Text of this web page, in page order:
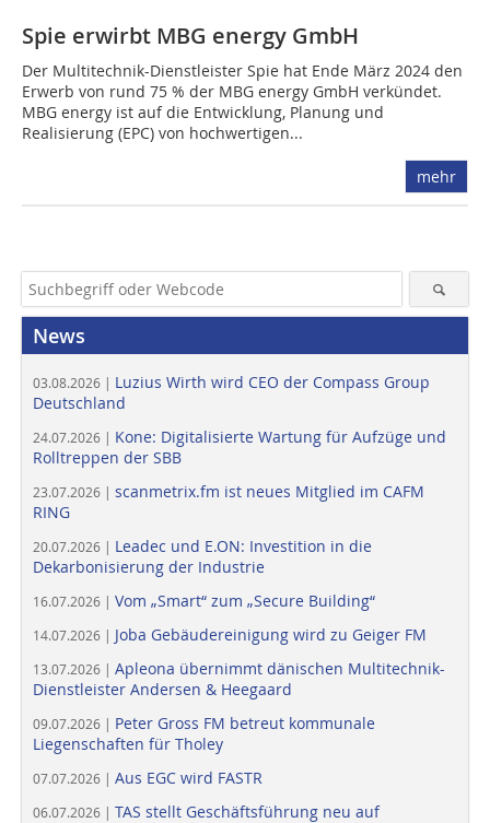
Spie erwirbt MBG energy GmbH
Der Multitechnik-Dienstleister Spie hat Ende März 2024 den
Erwerb von rund 75 % der MBG energy GmbH verkündet.
MBG energy ist auf die Entwicklung, Planung und
Realisierung (EPC) von hochwertigen...
mehr
News
03.08.2026 | Luzius Wirth wird CEO der Compass Group
Deutschland
24.07.2026 | Kone: Digitalisierte Wartung für Aufzüge und
Rolltreppen der SBB
23.07.2026 | scanmetrix.fm ist neues Mitglied im CAFM
RING
20.07.2026 | Leadec und E.ON: Investition in die
Dekarbonisierung der Industrie
16.07.2026 | Vom „Smart“ zum „Secure Building“
14.07.2026 | Joba Gebäudereinigung wird zu Geiger FM
13.07.2026 | Apleona übernimmt dänischen Multitechnik-
Dienstleister Andersen & Heegaard
09.07.2026 | Peter Gross FM betreut kommunale
Liegenschaften für Tholey
07.07.2026 | Aus EGC wird FASTR
06.07.2026 | TAS stellt Geschäftsführung neu auf